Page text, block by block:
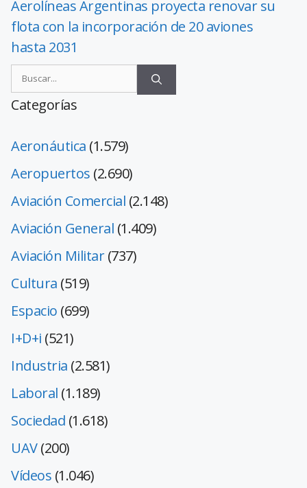
Aerolíneas Argentinas proyecta renovar su
flota con la incorporación de 20 aviones
hasta 2031
Categorías
Aeronáutica (1.579)
Aeropuertos (2.690)
Aviación Comercial (2.148)
Aviación General (1.409)
Aviación Militar(737)
Cultura (519)
Espacio (699)
I+D+i (521)
Industria (2.581)
Laboral (1.189)
Sociedad (1.618)
UAV(200)
Vídeos (1.046)